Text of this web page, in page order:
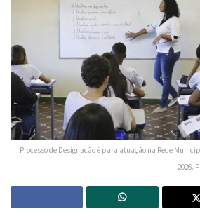
Processo de Designação é para atuação na Rede
2026.